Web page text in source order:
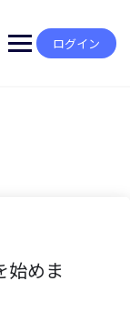
ログイン
始めま